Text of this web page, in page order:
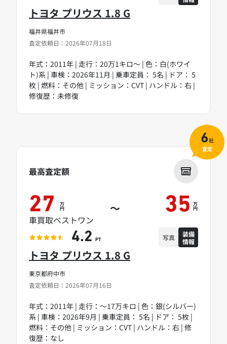
福井県福井市
査定依頼日：2026年07月18日
トヨタ プリウス 1.8 G
年式：2011年 | 走行：20万1キロ～ | 色：白(ホワイ
ト)系 | 車検：2026年11月 | 乗車定員： 5名 | ドア： 5
枚 | 燃料：その他 | ミッション：CVT | ハンドル：右 |
修復歴：未修復
東京都府中市
査定依頼日：2026年07月16日
トヨタ プリウス 1.8 G
年式：2011年 | 走行：～17万キロ | 色：銀(シルバー)
系 | 車検：2026年9月 | 乗車定員： 5名 | ドア： 5枚 |
燃料：その他 | ミッション：CVT | ハンドル：右 | 修
復歴：なし
最高査定額
27 万
円 ～ 35 万
円
車買取ベストワン
4.2 PT 写真
装備
情報
6社
査定